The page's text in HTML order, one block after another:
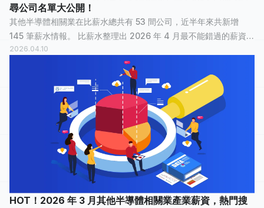
尋公司名單大公開！
其他半導體相關業在比薪水總共有 53 間公司，近半年來共新增
145 筆薪水情報。 比薪水整理出 2026 年 4 月最不能錯過的薪資情
報，讓正在物色新工作的大家，可以快速了解其他半導體相關業
2026.04.10
HOT！2026 年 3 月其他半導體相關業產業薪資，熱門搜